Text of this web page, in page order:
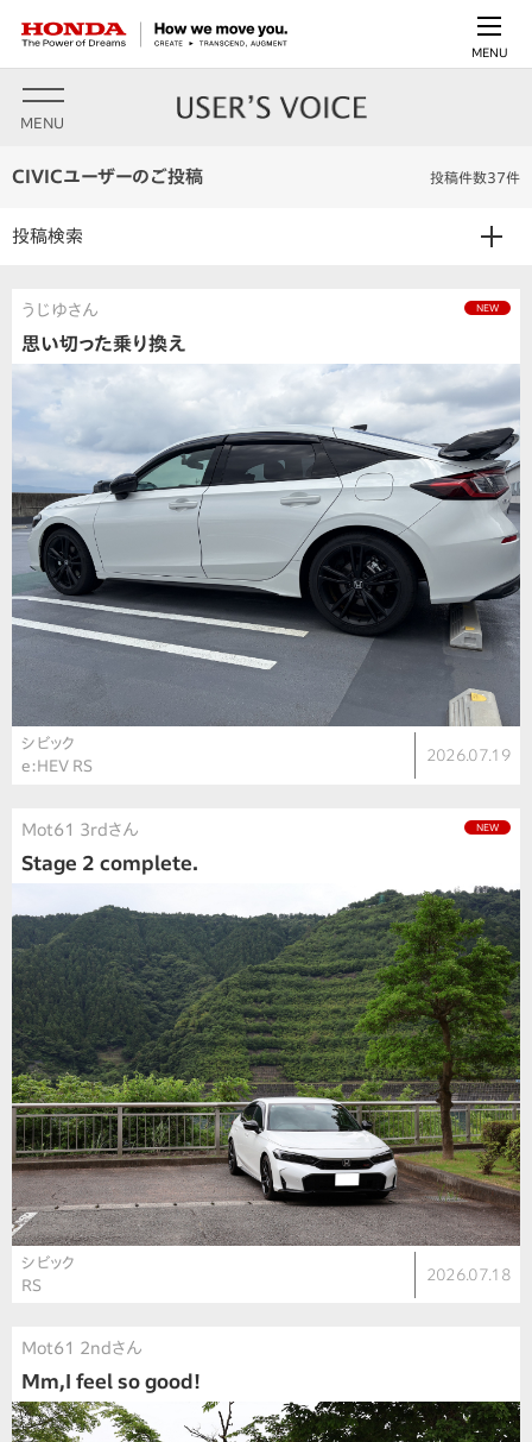
MENU
MENU
CIVICユーザーのご投稿 投稿件数37件
投稿検索
NEW
うじゆさん
思い切った乗り換え
シビック
e:HEV RS
2026.07.19
NEW
Mot61 3rdさん
Stage 2 complete.
シビック
RS
2026.07.18
Mot61 2ndさん
Mm,I feel so good!